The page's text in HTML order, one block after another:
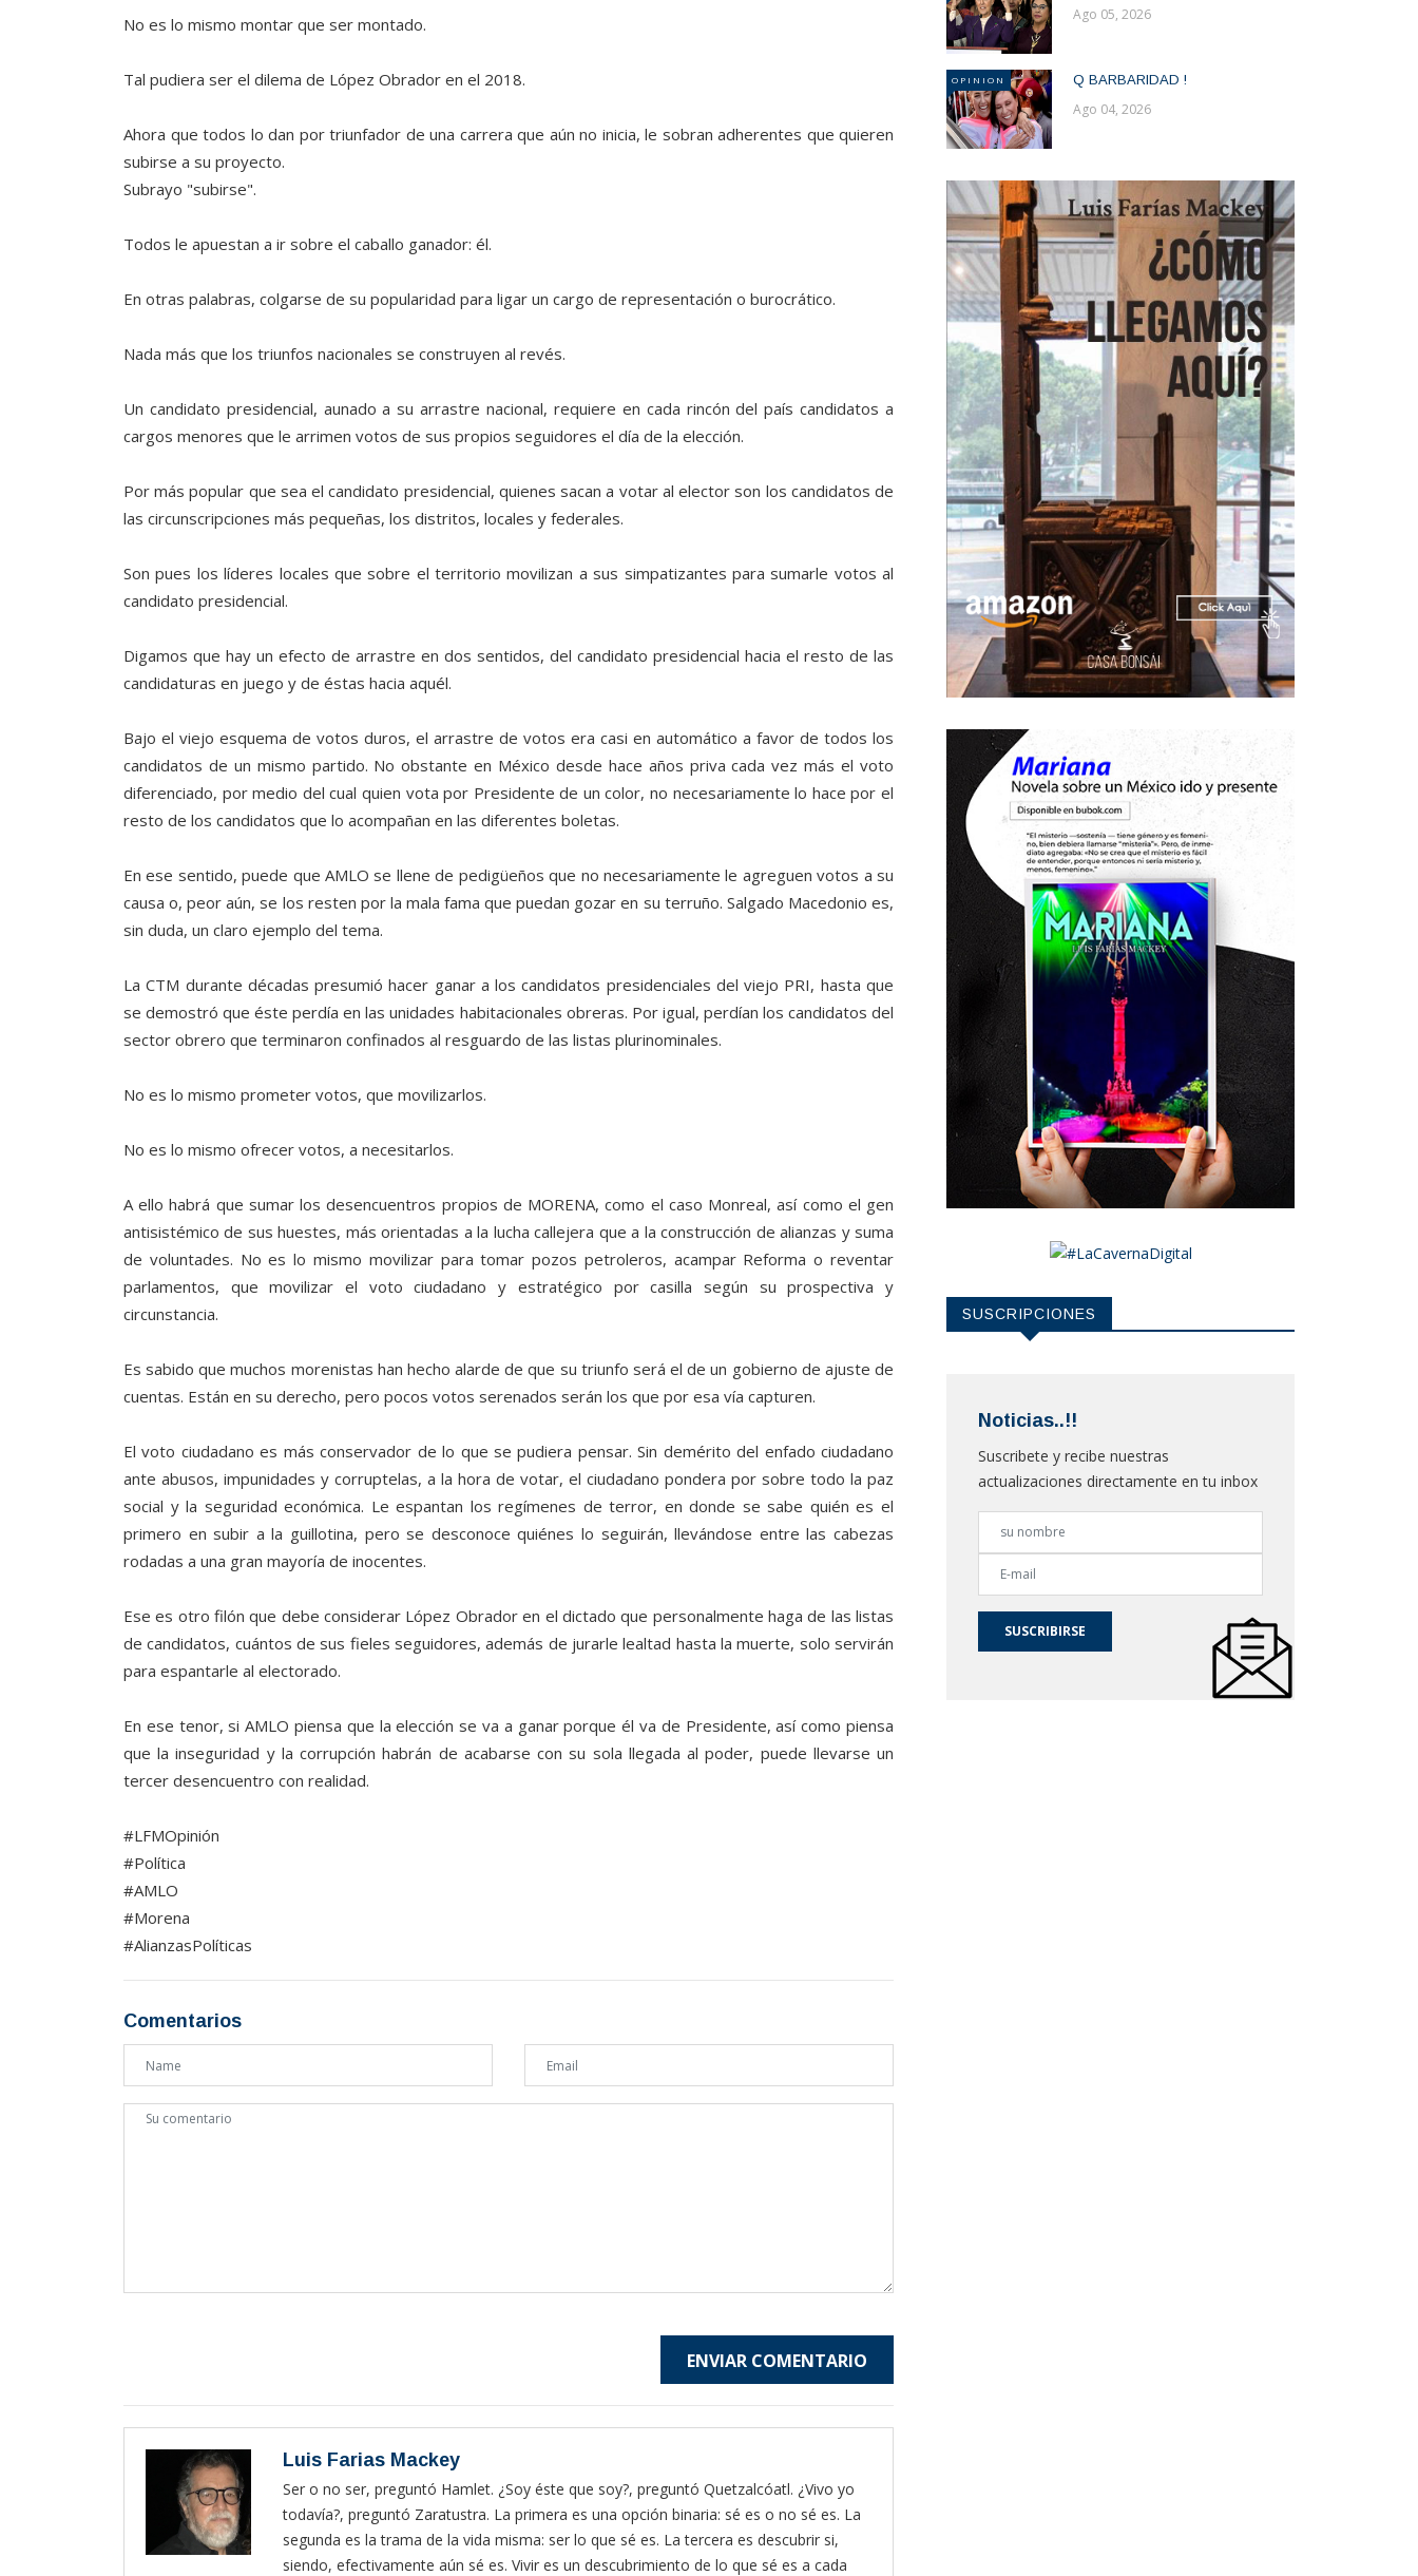
No es lo mismo montar que ser montado.
Tal pudiera ser el dilema de López Obrador en el 2018.
Ahora que todos lo dan por triunfador de una carrera que aún no inicia, le sobran adherentes que quieren
subirse a su proyecto.
Subrayo "subirse".
Todos le apuestan a ir sobre el caballo ganador: él.
En otras palabras, colgarse de su popularidad para ligar un cargo de representación o burocrático.
Nada más que los triunfos nacionales se construyen al revés.
Un candidato presidencial, aunado a su arrastre nacional, requiere en cada rincón del país candidatos a
cargos menores que le arrimen votos de sus propios seguidores el día de la elección.
Por más popular que sea el candidato presidencial, quienes sacan a votar al elector son los candidatos de
las circunscripciones más pequeñas, los distritos, locales y federales.
Son pues los líderes locales que sobre el territorio movilizan a sus simpatizantes para sumarle votos al
candidato presidencial.
Digamos que hay un efecto de arrastre en dos sentidos, del candidato presidencial hacia el resto de las
candidaturas en juego y de éstas hacia aquél.
Bajo el viejo esquema de votos duros, el arrastre de votos era casi en automático a favor de todos los
candidatos de un mismo partido. No obstante en México desde hace años priva cada vez más el voto
diferenciado, por medio del cual quien vota por Presidente de un color, no necesariamente lo hace por el
resto de los candidatos que lo acompañan en las diferentes boletas.
En ese sentido, puede que AMLO se llene de pedigüeños que no necesariamente le agreguen votos a su
causa o, peor aún, se los resten por la mala fama que puedan gozar en su terruño. Salgado Macedonio es,
sin duda, un claro ejemplo del tema.
La CTM durante décadas presumió hacer ganar a los candidatos presidenciales del viejo PRI, hasta que
se demostró que éste perdía en las unidades habitacionales obreras. Por igual, perdían los candidatos del
sector obrero que terminaron confinados al resguardo de las listas plurinominales.
No es lo mismo prometer votos, que movilizarlos.
No es lo mismo ofrecer votos, a necesitarlos.
A ello habrá que sumar los desencuentros propios de MORENA, como el caso Monreal, así como el gen
antisistémico de sus huestes, más orientadas a la lucha callejera que a la construcción de alianzas y suma
de voluntades. No es lo mismo movilizar para tomar pozos petroleros, acampar Reforma o reventar
parlamentos, que movilizar el voto ciudadano y estratégico por casilla según su prospectiva y
circunstancia.
Es sabido que muchos morenistas han hecho alarde de que su triunfo será el de un gobierno de ajuste de
cuentas. Están en su derecho, pero pocos votos serenados serán los que por esa vía capturen.
El voto ciudadano es más conservador de lo que se pudiera pensar. Sin demérito del enfado ciudadano
ante abusos, impunidades y corruptelas, a la hora de votar, el ciudadano pondera por sobre todo la paz
social y la seguridad económica. Le espantan los regímenes de terror, en donde se sabe quién es el
primero en subir a la guillotina, pero se desconoce quiénes lo seguirán, llevándose entre las cabezas
rodadas a una gran mayoría de inocentes.
Ese es otro filón que debe considerar López Obrador en el dictado que personalmente haga de las listas
de candidatos, cuántos de sus fieles seguidores, además de jurarle lealtad hasta la muerte, solo servirán
para espantarle al electorado.
En ese tenor, si AMLO piensa que la elección se va a ganar porque él va de Presidente, así como piensa
que la inseguridad y la corrupción habrán de acabarse con su sola llegada al poder, puede llevarse un
tercer desencuentro con realidad.
#LFMOpinión
#Política
#AMLO
#Morena
#AlianzasPolíticas
Comentarios
ENVIAR COMENTARIO
Luis Farias Mackey
Ser o no ser, preguntó Hamlet. ¿Soy éste que soy?, preguntó Quetzalcóatl. ¿Vivo yo
todavía?, preguntó Zaratustra. La primera es una opción binaria: sé es o no sé es. La
segunda es la trama de la vida misma: ser lo que sé es. La tercera es descubrir si,
siendo, efectivamente aún sé es. Vivir es un descubrimiento de lo que sé es a cada
Ago 05, 2026
OPINION Q BARBARIDAD !
Ago 04, 2026
SUSCRIPCIONES
Noticias..!!
Suscribete y recibe nuestras
actualizaciones directamente en tu inbox
SUSCRIBIRSE